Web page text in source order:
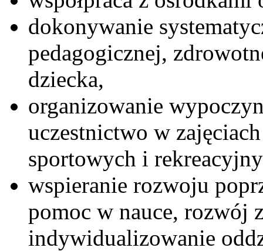
dokonywanie
pedagogicznej,
dziecka,
organizowanie
uczestnictwo w
sportowych i
wspieranie rozwoju
pomoc w nauce, rozwój
indywidualizowanie